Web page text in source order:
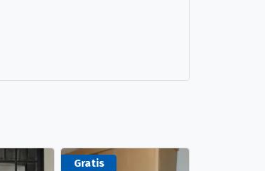
Gratis